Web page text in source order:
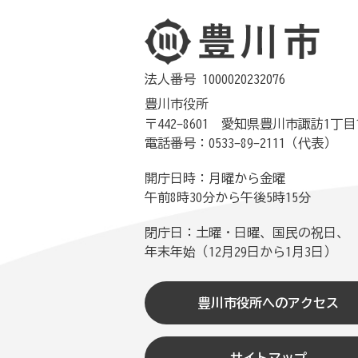
法人番号 1000020232076
豊川市役所
〒442-8601 愛知県豊川市諏訪1丁目
電話番号：0533-89-2111（代表）
開庁日時：月曜から金曜
午前8時30分から午後5時15分
閉庁日：土曜・日曜、国民の祝日、
年末年始（12月29日から1月3日）
豊川市役所へのアクセス